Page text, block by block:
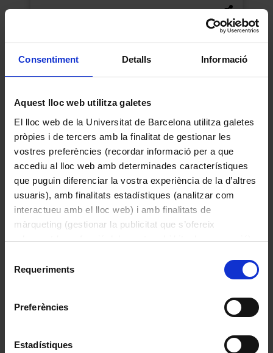
Consentiment Detalls Informació
Aquest lloc web utilitza galetes
El lloc web de la Universitat de Barcelona utilitza galetes
pròpies i de tercers amb la finalitat de gestionar les
vostres preferències (recordar informació per a que
accediu al lloc web amb determinades característiques
que puguin diferenciar la vostra experiència de la d’altres
usuaris), amb finalitats estadístiques (analitzar com
interactueu amb el lloc web) i amb finalitats de
màrqueting (gestionar la publicitat que s’ofereix
adequant-la en funció dels vostres hàbits de navegació).
consultar laPolítica de galetes del lloc web de la
Requeriments
Preferències
Estadístiques
«Concòrdia dels apotecaris de Barcelona»